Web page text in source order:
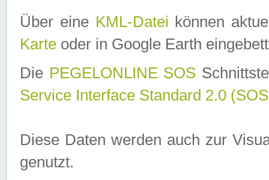
Über eine KML-Datei können
Karte oder in Google Earth
Die PEGELONLINE SOS
Service Interface Standard 2.0
Diese Daten werden auch zur
genutzt.